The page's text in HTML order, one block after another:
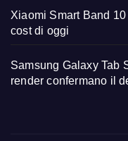
Xiaomi Smart Band
cost di oggi
Samsung Galaxy Tab
render confermano il